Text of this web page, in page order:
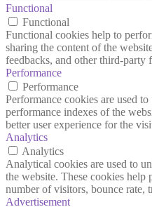
Functional
Functional
Functional cookies help to
sharing the content of the
feedbacks, and other third-party
Performance
Performance
Performance cookies are used
performance indexes of the
better user experience for the
Analytics
Analytics
Analytical cookies are used to
the website. These cookies
number of visitors, bounce rate,
Advertisement